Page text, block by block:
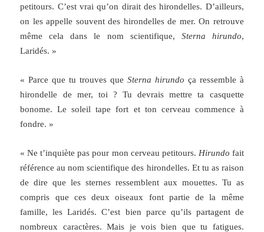
petitours. C’est vrai qu’on dirait des hirondelles. D’ailleurs,
on les appelle souvent des hirondelles de mer. On retrouve
même cela dans le nom scientifique, Sterna hirundo,
Laridés. »
« Parce que tu trouves que Sterna hirundo ça ressemble à
hirondelle de mer, toi ? Tu devrais mettre ta casquette
bonome. Le soleil tape fort et ton cerveau commence à
fondre. »
« Ne t’inquiète pas pour mon cerveau petitours. Hirundo fait
référence au nom scientifique des hirondelles. Et tu as raison
de dire que les sternes ressemblent aux mouettes. Tu as
compris que ces deux oiseaux font partie de la même
famille, les Laridés. C’est bien parce qu’ils partagent de
nombreux caractères. Mais je vois bien que tu fatigues.